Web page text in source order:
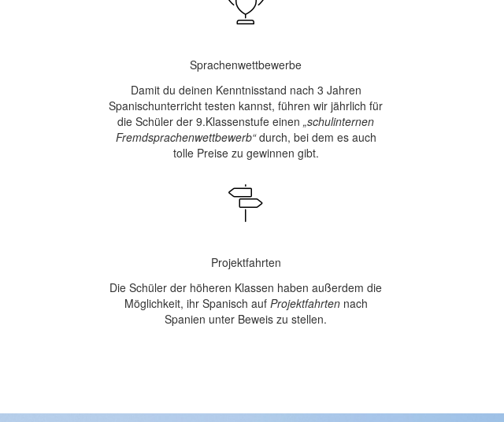
Sprachenwettbewerbe
Damit du deinen Kenntnisstand nach 3 Jahren
Spanischunterricht testen kannst, führen wir jährlich für
die Schüler der 9.Klassenstufe einen„schulinternen
Fremdsprachenwettbewerb“durch, bei dem es auch
tolle Preise zu gewinnen gibt.
Projektfahrten
Die Schüler der höheren Klassen haben außerdem die
Möglichkeit, ihr Spanisch auf Projektfahrtennach
Spanien unter Beweis zu stellen.